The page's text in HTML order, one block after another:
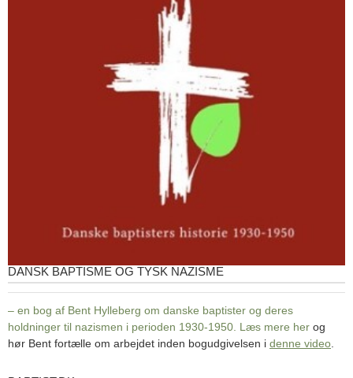
DANSK BAPTISME OG TYSK NAZISME
– en bog af Bent Hylleberg om danske baptister og deres
holdninger til nazismen i perioden 1930-1950. Læs mere her og
hør Bent fortælle om arbejdet inden bogudgivelsen i denne video